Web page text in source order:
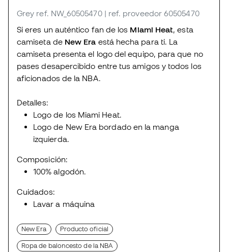
Grey ref. NW_60505470 | ref. proveedor 60505470
Si eres un auténtico fan de los Miami Heat, esta
camiseta de New Era está hecha para ti. La
camiseta presenta el logo del equipo, para que no
pases desapercibido entre tus amigos y todos los
aficionados de la NBA.
Detalles:
Logo de los Miami Heat.
Logo de New Era bordado en la manga
izquierda.
Composición:
100% algodón.
Cuidados:
Lavar a máquina
New Era Producto oficial
Ropa de baloncesto de la NBA